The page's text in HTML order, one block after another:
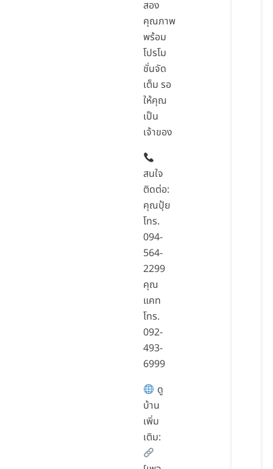
สอง
คุณภาพ
พร้อม
โปรโม
ชั่นจัด
เต็ม รอ
ให้คุณ
เป็น
เจ้าของ
สนใจ
ติดต่อ:
คุณปุ้ย
โทร.
094-
564-
2299
คุณ
แคท
โทร.
092-
493-
6999
ดู
บ้าน
เพิ่ม
เติม: